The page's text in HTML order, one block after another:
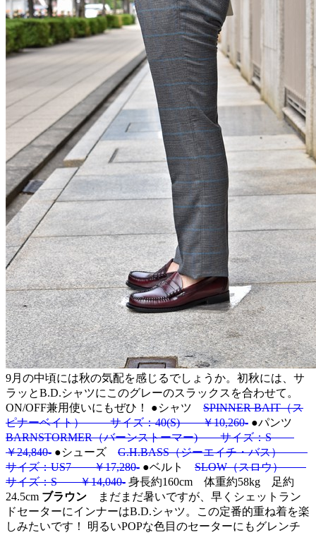
9月の中頃には秋の気配を感じるでしょうか。初秋には、サ
ラッとB.D.シャツにこのグレーのスラックスを合わせて。
ON/OFF兼用使いにもぜひ！ ●シャツ SPINNER BAIT（ス
ピナーベイト） サイズ：40(S) ￥10,260- ●パンツ
BARNSTORMER（バーンストーマー) サイズ：S
￥24,840‐ ●シューズ G.H.BASS（ジーエイチ・バス）
サイズ：US7 ￥17,280- ●ベルト SLOW（スロウ）
サイズ：S ￥14,040‐ 身長約160cm 体重約58kg 足約
24.5cm ブラウン
まだまだ暑いですが、早くシェットラン
ドセーターにインナーはB.D.シャツ。この定番的重ね着を楽
しみたいです！ 明るいPOPな色目のセーターにもグレンチ